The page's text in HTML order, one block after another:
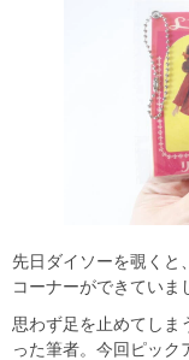
先日ダイソーを覗くと
コーナーができていま
思わず足を止めてしま
った筆者。今回ピック